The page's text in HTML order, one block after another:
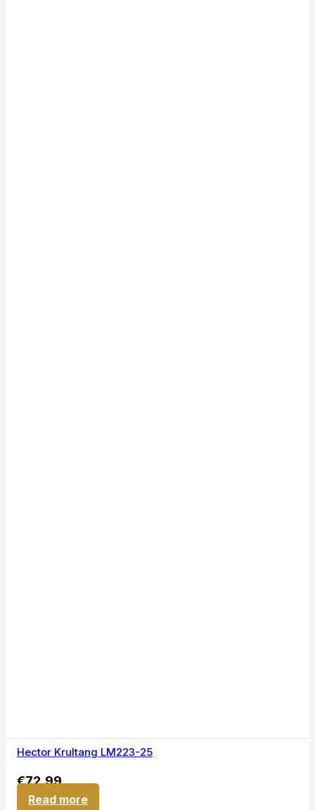
Hector Krultang LM223-25
€72,99
Read more